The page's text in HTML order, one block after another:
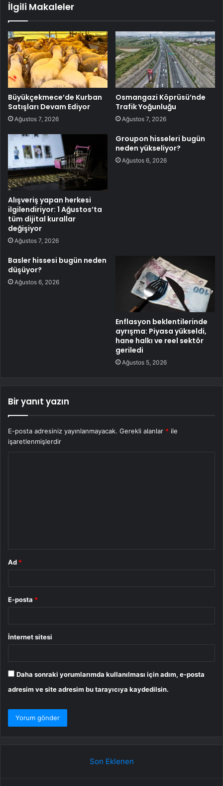
İlgili Makaleler
Büyükçekmece’de Kurban
Satışları Devam Ediyor
Ağustos 7, 2026
Osmangazi Köprüsü’nde
Trafik Yoğunluğu
Ağustos 7, 2026
Alışveriş yapan herkesi
ilgilendiriyor: 1 Ağustos’ta
tüm dijital kurallar
değişiyor
Ağustos 7, 2026
Groupon hisseleri bugün
neden yükseliyor?
Ağustos 6, 2026
Basler hissesi bugün neden
düşüyor?
Ağustos 6, 2026
Enflasyon beklentilerinde
ayrışma: Piyasa yükseldi,
hane halkı ve reel sektör
geriledi
Ağustos 5, 2026
Bir yanıt yazın
E-posta adresiniz yayınlanmayacak. Gerekli alanlar * ile
işaretlenmişlerdir
Ad *
E-posta *
İnternet sitesi
Daha sonraki yorumlarımda kullanılması için adım, e-posta
adresim ve site adresim bu tarayıcıya kaydedilsin.
Son Eklenen